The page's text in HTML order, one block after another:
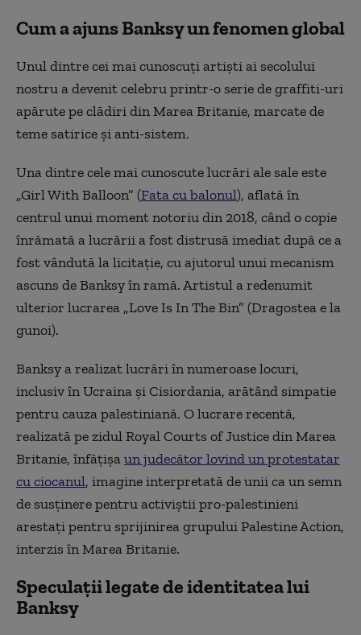
Cum a ajuns Banksy un fenomen global
Unul dintre cei mai cunoscuți artiști ai secolului
nostru a devenit celebru printr-o serie de graffiti-uri
apărute pe clădiri din Marea Britanie, marcate de
teme satirice și anti-sistem.
Una dintre cele mai cunoscute lucrări ale sale este
„Girl With Balloon” (Fata cu balonul), aflată în
centrul unui moment notoriu din 2018, când o copie
înrămată a lucrării a fost distrusă imediat după ce a
fost vândută la licitație, cu ajutorul unui mecanism
ascuns de Banksy în ramă. Artistul a redenumit
ulterior lucrarea „Love Is In The Bin” (Dragostea e la
gunoi).
Banksy a realizat lucrări în numeroase locuri,
inclusiv în Ucraina și Cisiordania, arătând simpatie
pentru cauza palestiniană. O lucrare recentă,
realizată pe zidul Royal Courts of Justice din Marea
Britanie, înfățișaun judecător lovind un protestatar
cu ciocanul, imagine interpretată de unii ca un semn
de susținere pentru activiștii pro-palestinieni
arestați pentru sprijinirea grupului Palestine Action,
interzis în Marea Britanie.
Speculații legate de identitatea lui
Banksy